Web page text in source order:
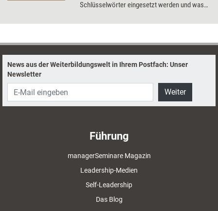
Schlüsselwörter eingesetzt werden und was
E-Mail-Newsletter Kunden auf die eigene Seite
News aus der Weiterbildungswelt in Ihrem Postfach: Unser
Newsletter
Weiter
Führung
managerSeminare Magazin
Leadership-Medien
Self-Leadership
Das Blog